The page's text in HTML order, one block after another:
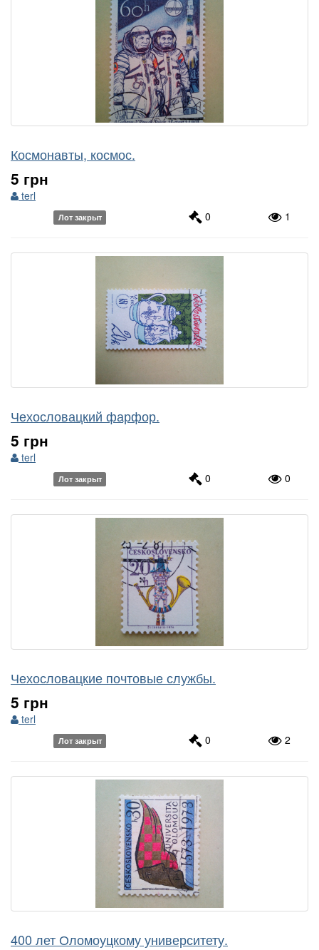
Космонавты, космос.
5 грн
terl
Лот закрыт 0 1
Чехословацкий фарфор.
5 грн
terl
Лот закрыт 0 0
Чехословацкие почтовые службы.
5 грн
terl
Лот закрыт 0 2
400 лет Оломоуцкому университету.